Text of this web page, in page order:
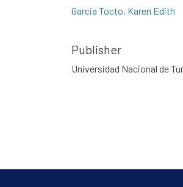
Garcia Tocto, Karen Edith
Publisher
Universidad Nacional de